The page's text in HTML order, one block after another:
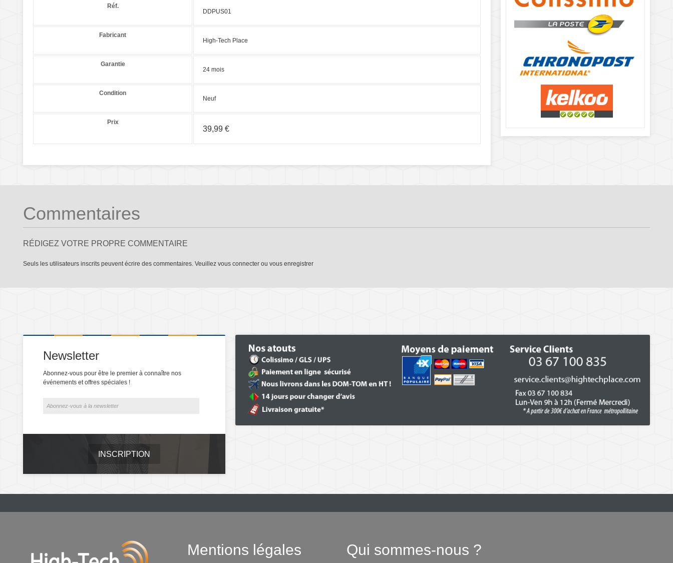
Réf.
DDPUS01
Fabricant
High-Tech Place
Garantie
24 mois
Condition
Neuf
Prix
39,99 €
Commentaires
RÉDIGEZ VOTRE PROPRE COMMENTAIRE
Seuls les utilisateurs inscrits peuvent écrire des commentaires. Veuillez vous connecter ou vous enregistrer
Newsletter
Abonnez-vous pour être le premier à connaître nos
événements et offres spéciales !
INSCRIPTION
Mentions légales Qui sommes-nous ?